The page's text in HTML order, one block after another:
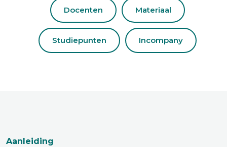
Docenten Materiaal
Studiepunten Incompany
Aanleiding